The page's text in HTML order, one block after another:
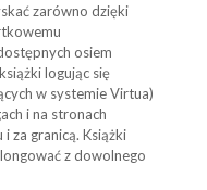
zarówno dzięki
osiem
logując się
w systemie Virtua)
i na stronach
za granicą. Książki
z dowolnego